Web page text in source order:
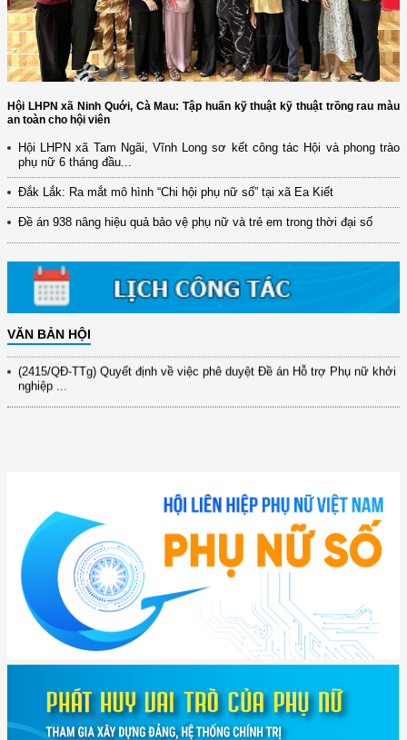
Hội LHPN xã Ninh Quới, Cà Mau: Tập huấn kỹ thuật kỹ thuật trồng rau màu
an toàn cho hội viên
Hội LHPN xã Tam Ngãi, Vĩnh Long sơ kết công tác Hội và phong trào
phụ nữ 6 tháng đầu...
Đắk Lắk: Ra mắt mô hình “Chi hội phụ nữ số” tại xã Ea Kiết
Đề án 938 nâng hiệu quả bảo vệ phụ nữ và trẻ em trong thời đại số
VĂN BẢN HỘI
(12/TB-HĐKH) V/v đăng ký, đề xuất nhiệm vụ Khoa học, công nghệ và
đổi mới ...
(898/KH/ĐCT) Kế hoạch thực hiện Quyết định số 2415/QĐ-TTg ngày
31/10/2025 ...
(417/QĐ-BNNMT) Quyết định phê duyệt Chương trình mục tiêu quốc gia
xây dựng ...
(891/KH-ĐCT) Kế hoạch thực hiện Nghị quyết số 72-NQ/TW ngày
(2415/QĐ-TTg) Quyết định về việc phê duyệt Đề án Hỗ trợ Phụ nữ khởi
nghiệp ...